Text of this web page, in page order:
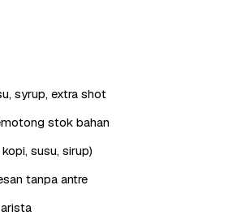
syrup, extra shot
stok bahan
susu, sirup)
tanpa antre